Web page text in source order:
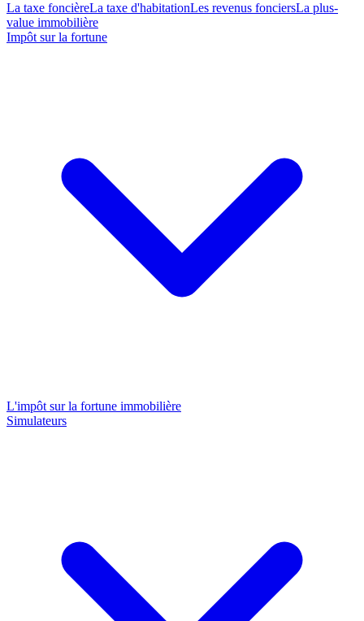
La taxe foncièreLa taxe d'habitationLes revenus fonciersLa plus-
value immobilière
Impôt sur la fortune
L'impôt sur la fortune immobilière
Simulateurs